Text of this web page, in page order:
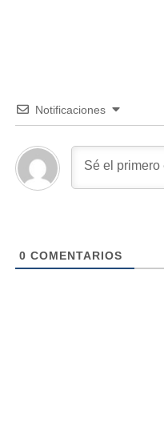
Notificaciones
0 COMENTARIOS